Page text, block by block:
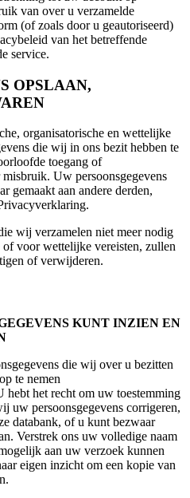
van over u verzamelde
(of zoals door u geautoriseerd)
van het betreffende
service.
OPSLAAN,
organisatorische en wettelijke
die wij in ons bezit hebben te
toegang of
misbruik. Uw persoonsgegevens
gemaakt aan andere derden,
wij verzamelen niet meer nodig
voor wettelijke vereisten, zullen
of verwijderen.
KUNT INZIEN EN
die wij over u bezitten
te nemen
hebt het recht om uw toestemming
uw persoonsgegevens corrigeren,
databank, of u kunt bezwaar
Verstrek ons uw volledige naam
aan uw verzoek kunnen
eigen inzicht om een kopie van